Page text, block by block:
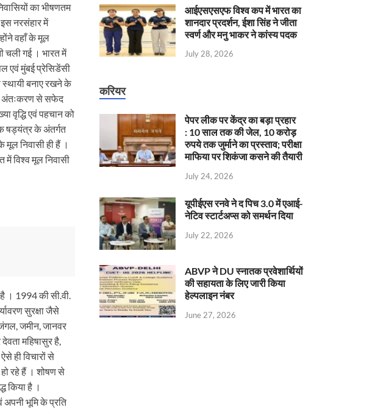
का भीषणतम
नरसंहार में
वहाँ के मूल
चली गई । भारत में
एवं मुंबई प्रेसिडेंसी
स्थायी बनाए रखने के
अंतःकरण से सफेद
वृद्धि एवं पहचान को
षड्यंत्र के अंतर्गत
मूल निवासी ही हैं ।
विश्व मूल निवासी
। 1994 की सी.वी.
सुरक्षा जैसे
जमीन, जानवर
महिषासुर है,
ही विचारों से
रहे हैं । शोषण से
किया है ।
अपनी भूमि के प्रति
आईएसएसएफ विश्व कप में भारत का
शानदार प्रदर्शन, ईशा सिंह ने जीता
स्वर्ण और मनु भाकर ने कांस्य पदक
July 28, 2026
करियर
पेपर लीक पर केंद्र का बड़ा प्रहार
: 10 साल तक की जेल, 10 करोड़
रुपये तक जुर्माने का प्रस्ताव; परीक्षा
माफिया पर शिकंजा कसने की तैयारी
July 24, 2026
यूपीईएस रनवे ने द पिच 3.0 में एआई-
नेटिव स्टार्टअप्स को समर्थन दिया
July 22, 2026
ABVP ने DU स्नातक प्रवेशार्थियों
की सहायता के लिए जारी किया
हेल्पलाइन नंबर
June 27, 2026